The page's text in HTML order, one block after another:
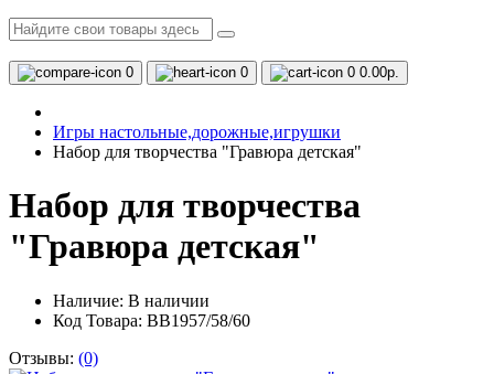
0 0 0 0.00р.
Игры настольные,дорожные,игрушки
Набор для творчества "Гравюра детская"
Набор для творчества
"Гравюра детская"
Наличие: В наличии
Код Товара: ВВ1957/58/60
Отзывы: (0)